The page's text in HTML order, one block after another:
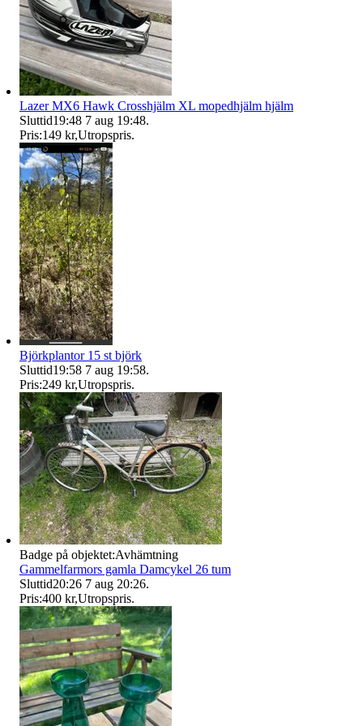
Lazer MX6 Hawk Crosshjälm XL mopedhjälm hjälm
Sluttid19:48 7 aug 19:48.
Pris:149 kr,Utropspris.
Björkplantor 15 st björk
Sluttid19:58 7 aug 19:58.
Pris:249 kr,Utropspris.
Badge på objektet:Avhämtning
Gammelfarmors gamla Damcykel 26 tum
Sluttid20:26 7 aug 20:26.
Pris:400 kr,Utropspris.